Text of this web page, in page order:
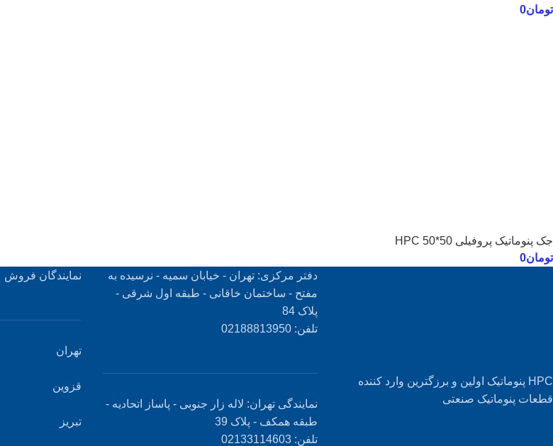
تومان0
جک پنوماتیک پروفیلی 50*50 HPC
تومان0
HPC پنوماتیک اولین و برزگترین وارد کننده
قطعات پنوماتیک صنعتی
دفتر مرکزی: تهران - خیابان سمیه - نرسیده به
مفتح - ساختمان خاقانی - طبقه اول شرقی -
پلاک 84
تلفن: 02188813950
نمایندگی تهران: لاله زار جنوبی - پاساز اتحادیه -
طبقه همکف - پلاک 39
تلفن: 02133114603
نمایندگان فروش
تهران
قزوین
تبریز